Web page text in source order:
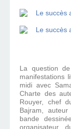
La question
manifestations
midi avec
Charte des
Rouyer, chef
Bajram,
bande
organisateur